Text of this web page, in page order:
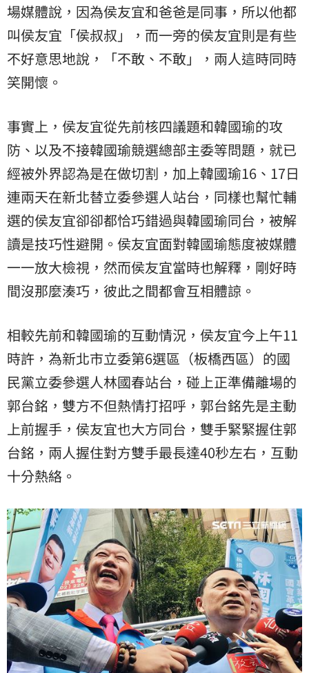
場媒體說，因為侯友宜和爸爸是同事，所以他都
叫侯友宜「侯叔叔」，而一旁的侯友宜則是有些
不好意思地說，「不敢、不敢」，兩人這時同時
笑開懷。
事實上，侯友宜從先前核四議題和韓國瑜的攻
防、以及不接韓國瑜競選總部主委等問題，就已
經被外界認為是在做切割，加上韓國瑜16、17日
連兩天在新北替立委參選人站台，同樣也幫忙輔
選的侯友宜卻卻都恰巧錯過與韓國瑜同台，被解
讀是技巧性避開。侯友宜面對韓國瑜態度被媒體
一一放大檢視，然而侯友宜當時也解釋，剛好時
間沒那麼湊巧，彼此之間都會互相體諒。
相較先前和韓國瑜的互動情況，侯友宜今上午11
時許，為新北市立委第6選區（板橋西區）的國
民黨立委參選人林國春站台，碰上正準備離場的
郭台銘，雙方不但熱情打招呼，郭台銘先是主動
上前握手，侯友宜也大方同台，雙手緊緊握住郭
台銘，兩人握住對方雙手最長達40秒左右，互動
十分熱絡。